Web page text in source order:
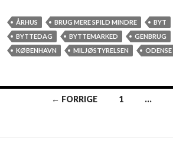
ÅRHUS BRUG MERE SPILD MINDRE BYT
BYTTEDAG
BYTTEMARKED GENBRUG
KØBENHAVN
MILJØSTYRELSEN ODENSE
Indlægsnavigation
← FORRIGE 1 …